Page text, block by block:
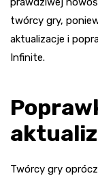
twórcy gry,
aktualizacje i
Infinite.
Twórcy gry